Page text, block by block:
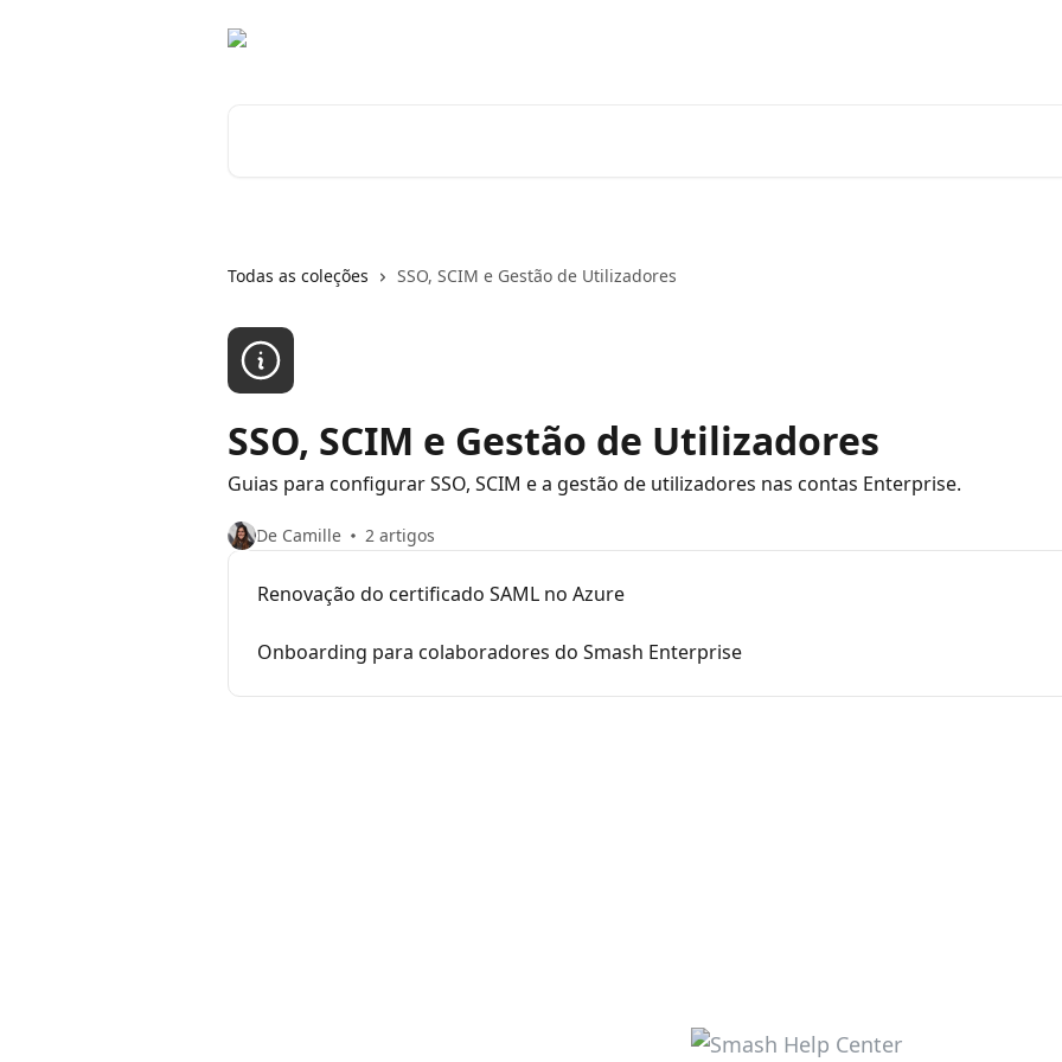
Todas as coleções SSO, SCIM e Gestão de Utilizadores
SSO, SCIM e Gestão de Utilizadores
Guias para configurar SSO, SCIM e a gestão de utilizadores nas contas Enterprise.
De Camille 2 artigos
Renovação do certificado SAML no Azure
Onboarding para colaboradores do Smash Enterprise